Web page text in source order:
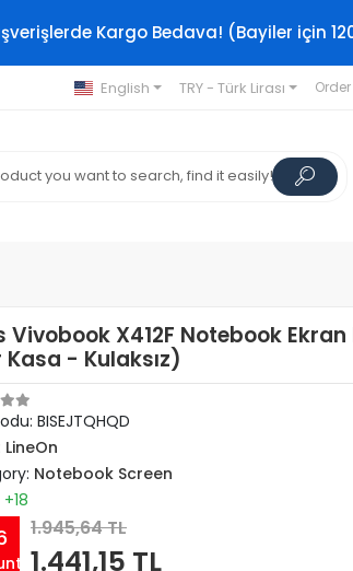
Kargo Bedava! (Bayiler için
English TRY - Türk Lirası
Vivobook X412F Notebook Ekran
Kasa - Kulaksız)
BISEJTQHQD
LineOn
Notebook Screen
1.945,64 TL
1.441,15 TL